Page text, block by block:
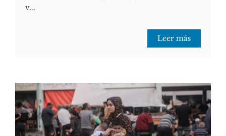
v...
Leer más